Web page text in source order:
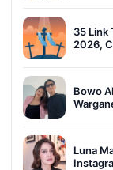
35 Link
2026,
Bowo
Luna